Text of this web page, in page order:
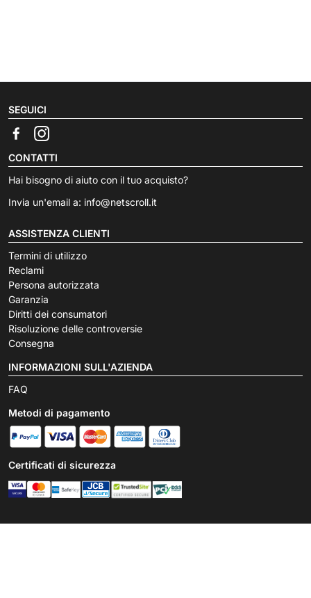
SEGUICI
CONTATTI
Hai bisogno di aiuto con il tuo acquisto?
Invia un'email a: info@netscroll.it
ASSISTENZA CLIENTI
Termini di utilizzo
Reclami
Persona autorizzata
Garanzia
Diritti dei consumatori
Risoluzione delle controversie
Consegna
INFORMAZIONI SULL'AZIENDA
FAQ
Metodi di pagamento
Certificati di sicurezza